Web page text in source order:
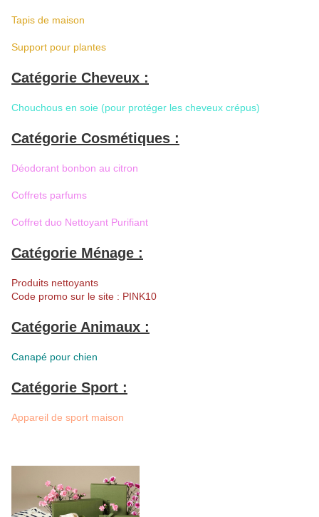
Tapis de maison
Support pour plantes
Catégorie Cheveux :
Chouchous en soie (pour protéger les cheveux crépus)
Catégorie Cosmétiques :
Déodorant bonbon au citron
Coffrets parfums
Coffret duo Nettoyant Purifiant
Catégorie Ménage :
Produits nettoyants
Code promo sur le site : PINK10
Catégorie Animaux :
Canapé pour chien
Catégorie Sport :
Appareil de sport maison